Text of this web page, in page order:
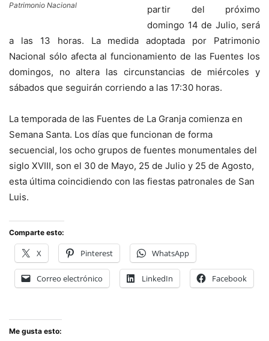
Patrimonio Nacional
partir del próximo
domingo 14 de Julio, será
a las 13 horas. La medida adoptada por Patrimonio
Nacional sólo afecta al funcionamiento de las Fuentes los
domingos, no altera las circunstancias de miércoles y
sábados que seguirán corriendo a las 17:30 horas.
La temporada de las Fuentes de La Granja comienza en
Semana Santa. Los días que funcionan de forma
secuencial, los ocho grupos de fuentes monumentales del
siglo XVIII, son el 30 de Mayo, 25 de Julio y 25 de Agosto,
esta última coincidiendo con las fiestas patronales de San
Luis.
Comparte esto:
X Pinterest WhatsApp
Correo electrónico LinkedIn Facebook
Me gusta esto: